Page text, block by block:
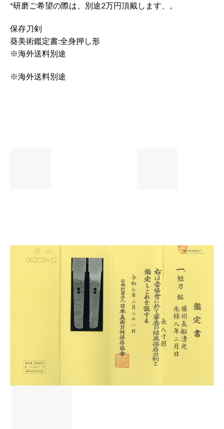
*研磨ご希望の際は、別途2万円頂戴します、。
保存刀剣
葵美術鑑定書:全身押し形
※海外送料別途
※海外送料別途